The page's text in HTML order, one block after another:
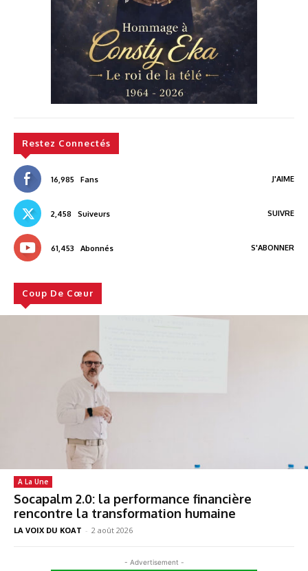
Restez Connectés
16,985 Fans J'AIME
2,458 Suiveurs SUIVRE
61,453 Abonnés S'ABONNER
Coup De Cœur
A La Une
Socapalm 2.0: la performance financière
rencontre la transformation humaine
LA VOIX DU KOAT - 2 août 2026
- Advertisement -